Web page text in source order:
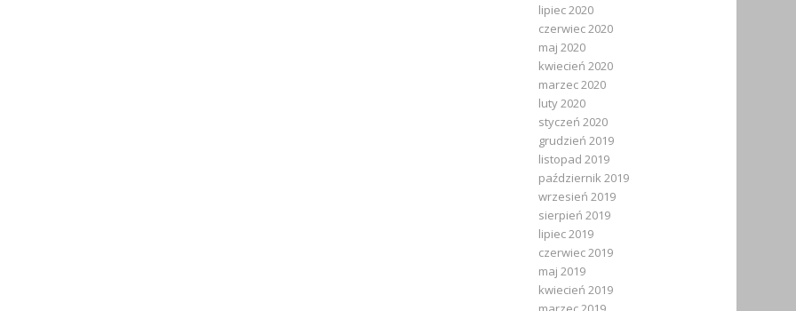
lipiec 2020
czerwiec 2020
maj 2020
kwiecień 2020
marzec 2020
luty 2020
styczeń 2020
grudzień 2019
listopad 2019
październik 2019
wrzesień 2019
sierpień 2019
lipiec 2019
czerwiec 2019
maj 2019
kwiecień 2019